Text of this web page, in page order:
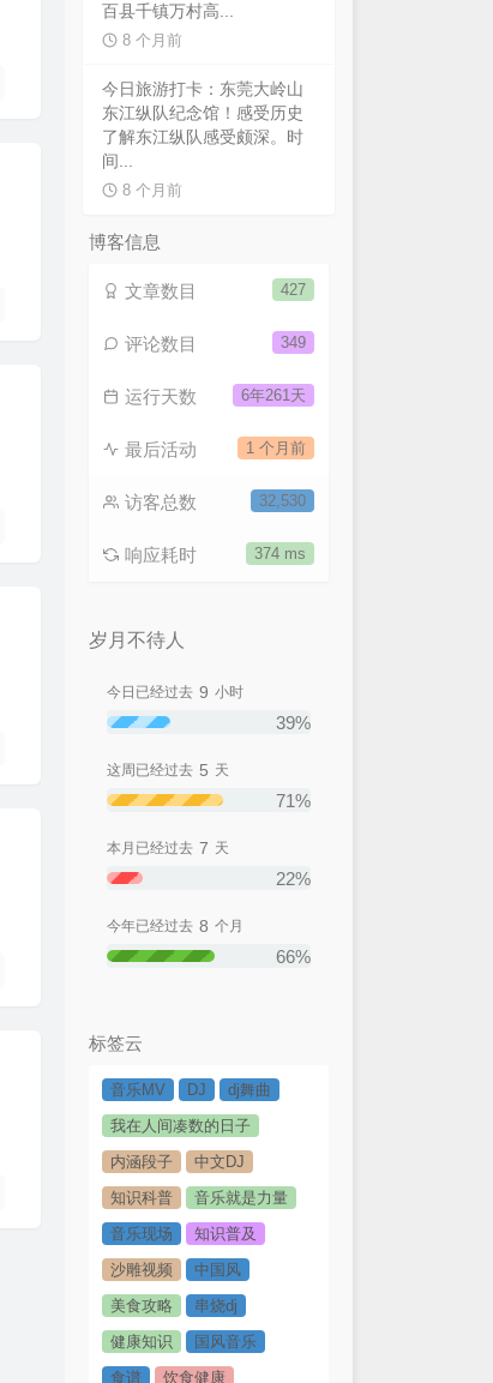
百县千镇万村高...
8 个月前
今日旅游打卡：东莞大岭山
东江纵队纪念馆！感受历史
了解东江纵队感受颇深。时
间...
8 个月前
博客信息
427
文章数目
349
评论数目
6年261天
运行天数
1 个月前
最后活动
32,530
访客总数
374 ms
响应耗时
岁月不待人
今日已经过去 9 小时
39%
这周已经过去 5 天
71%
本月已经过去 7 天
22%
今年已经过去 8 个月
66%
标签云
音乐MV DJ
dj舞曲
我在人间凑数的日子
内涵段子
中文DJ
知识科普
音乐就是力量
音乐现场
知识普及
沙雕视频
中国风
美食攻略
串烧dj
健康知识
国风音乐
食谱
饮食健康